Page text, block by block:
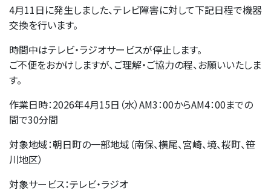
4月11日に発生しました、テレビ障害に対して下記日程で機器
交換を行います。
時間中はテレビ・ラジオサービスが停止します。
ご不便をおかけしますが、ご理解・ご協力の程、お願いいたしま
す。
作業日時：2026年4月15日（水）AM3：00からAM4：00までの
間で30分間
対象地域：朝日町の一部地域（南保、横尾、宮崎、境、桜町、笹
川地区）
対象サービス：テレビ・ラジオ